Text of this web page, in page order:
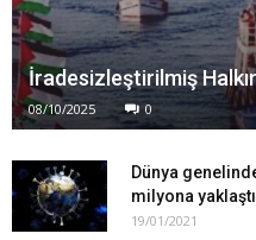
İradesizleştirilmiş
08/10/2025 0
Dünya
milyona yaklaştı
19/01/2021